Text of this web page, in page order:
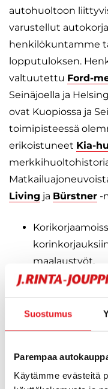
Suostumus
Parempaa
Käytämme evästeitä
autohuoltoon
varustellut
henkilökuntamme
lopputuloksen.
valtuutettu Ford-
Seinäjoella ja
ovat Kuopiossa ja
toimipisteessä
erikoistuneet Kia-
Living ja Bürstner -
maalaustyöt.
asioissa
Huoltoluotto
Merkkihuoltojen